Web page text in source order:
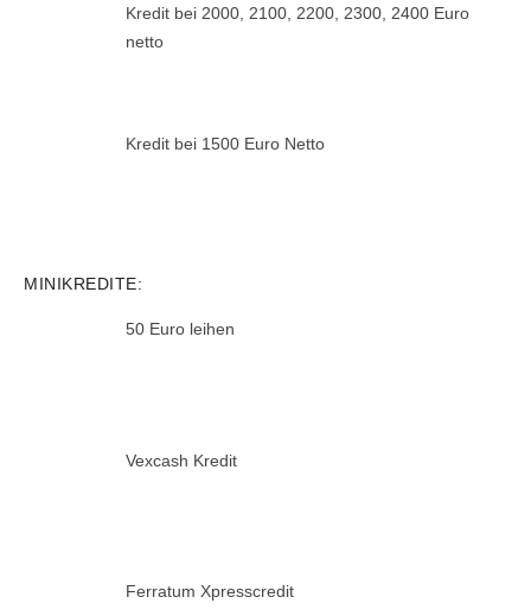
Kredit bei 2000, 2100, 2200, 2300, 2400 Euro
netto
Kredit bei 1500 Euro Netto
MINIKREDITE:
50 Euro leihen
Vexcash Kredit
Ferratum Xpresscredit